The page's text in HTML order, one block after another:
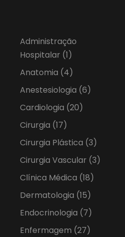
Administração
Hospitalar (1)
Anatomia (4)
Anestesiologia (6)
Cardiologia (20)
Cirurgia (17)
Cirurgia Plástica (3)
Cirurgia Vascular (3)
Clínica Médica (18)
Dermatologia (15)
Endocrinologia (7)
Enfermagem (27)